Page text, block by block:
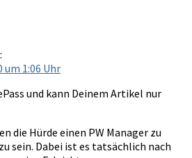
um 1:06 Uhr
und kann Deinem Artikel nur
die Hürde einen PW Manager zu
sein. Dabei ist es tatsächlich nach